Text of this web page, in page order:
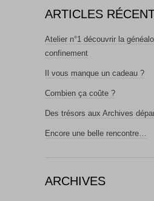
ARTICLES
Atelier n°1 découvrir la
confinement
Il vous manque un cadeau ?
Combien ça coûte ?
Des trésors aux Archives
Encore une belle rencontre…
ARCHIVES